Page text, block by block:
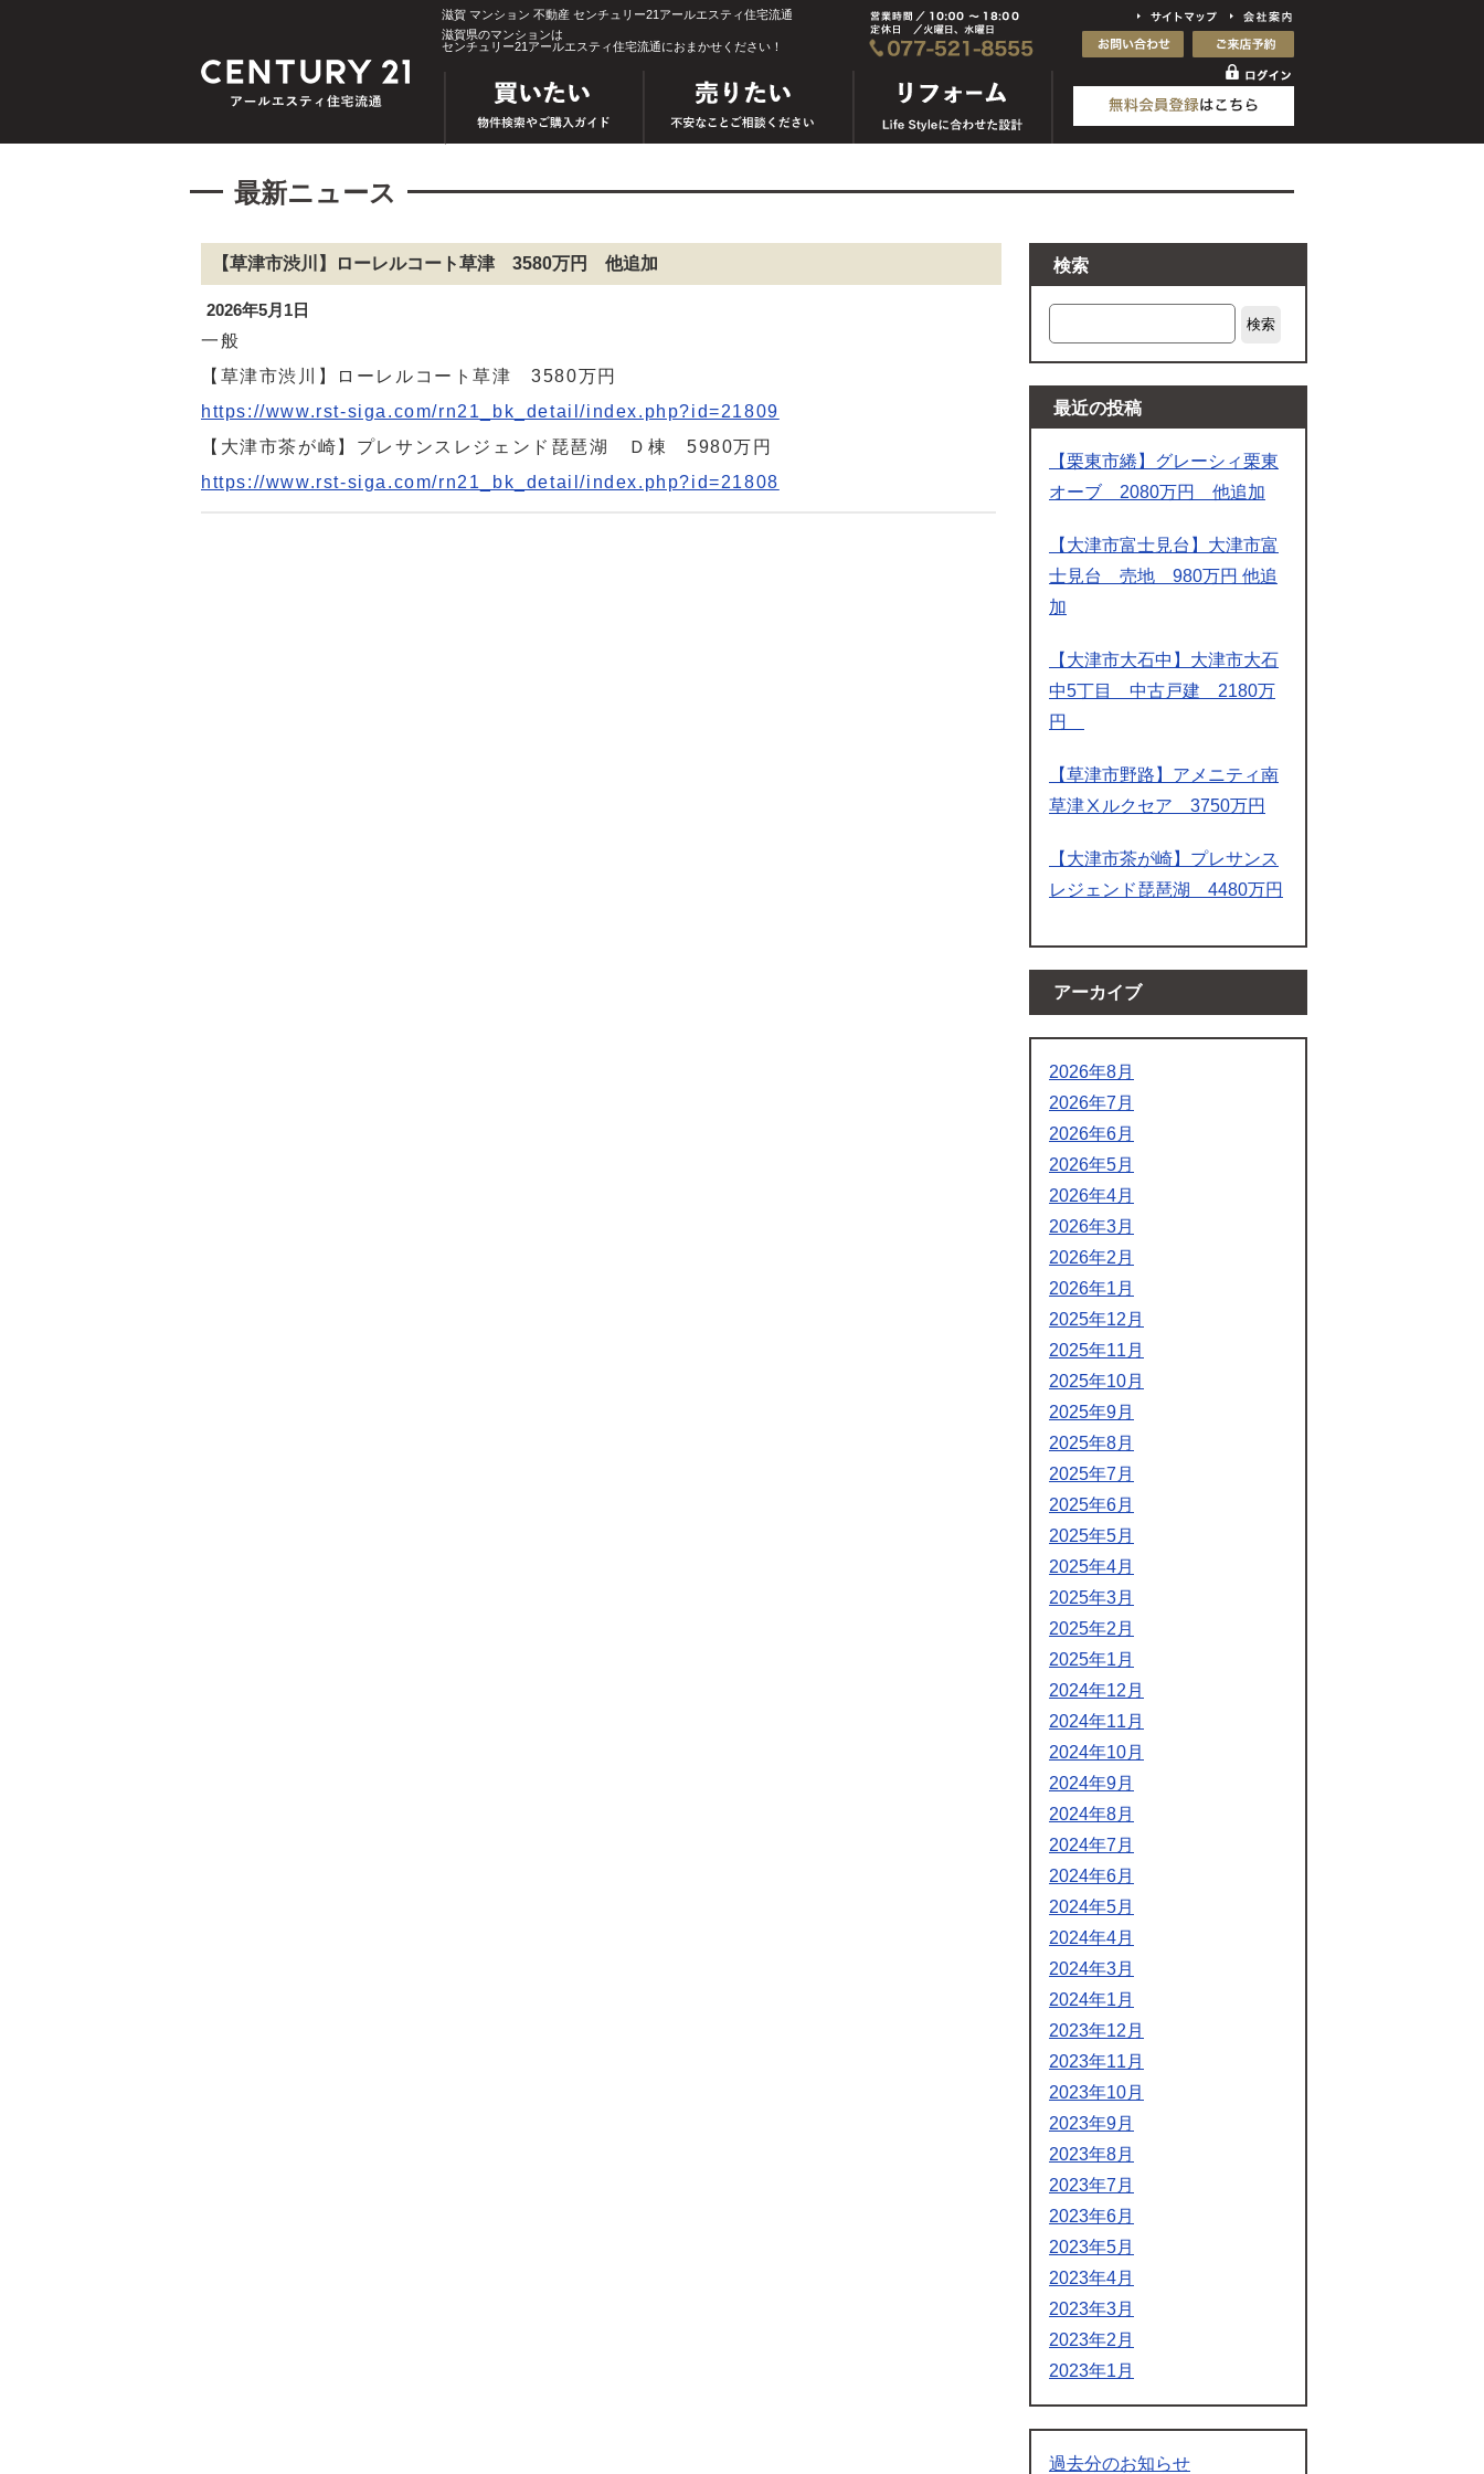
滋賀 マンション 不動産 センチュリー21アールエスティ住宅流通
滋賀県のマンションは
センチュリー21アールエスティ住宅流通におまかせください！
最新ニュース
【草津市渋川】ローレルコート草津 3580万円 他追加
2026年5月1日
一般
【草津市渋川】ローレルコート草津 3580万円
https://www.rst-siga.com/rn21_bk_detail/index.php?id=21809
【大津市茶が崎】プレサンスレジェンド琵琶湖 Ｄ棟 5980万円
https://www.rst-siga.com/rn21_bk_detail/index.php?id=21808
検索
検索
最近の投稿
【栗東市綣】グレーシィ栗東
オーブ 2080万円 他追加
【大津市富士見台】大津市富
士見台 売地 980万円 他追
加
【大津市大石中】大津市大石
中5丁目 中古戸建 2180万
円
【草津市野路】アメニティ南
草津Ⅹルクセア 3750万円
【大津市茶が崎】プレサンス
レジェンド琵琶湖 4480万円
アーカイブ
2026年8月
2026年7月
2026年6月
2026年5月
2026年4月
2026年3月
2026年2月
2026年1月
2025年12月
2025年11月
2025年10月
2025年9月
2025年8月
2025年7月
2025年6月
2025年5月
2025年4月
2025年3月
2025年2月
2025年1月
2024年12月
2024年11月
2024年10月
2024年9月
2024年8月
2024年7月
2024年6月
2024年5月
2024年4月
2024年3月
2024年1月
2023年12月
2023年11月
2023年10月
2023年9月
2023年8月
2023年7月
2023年6月
2023年5月
2023年4月
2023年3月
2023年2月
2023年1月
過去分のお知らせ